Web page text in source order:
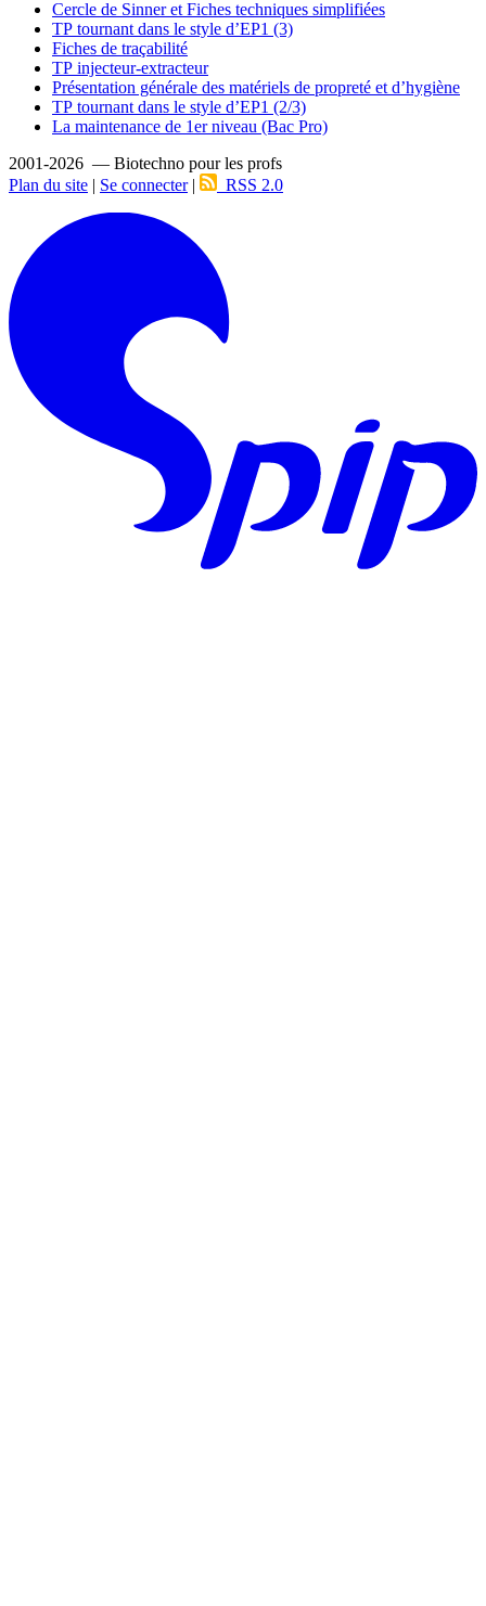
Cercle de Sinner et Fiches techniques simplifiées
TP tournant dans le style d’EP1 (3)
Fiches de traçabilité
TP injecteur-extracteur
Présentation générale des matériels de propreté et d’hygiène
TP tournant dans le style d’EP1 (2/3)
La maintenance de 1er niveau (Bac Pro)
2001-2026 — Biotechno pour les profs
Plan du site | Se connecter| RSS 2.0